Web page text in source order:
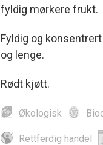
fyldig mørkere frukt.
Fyldig og
og lenge.
Rødt kjøtt.
Økologisk
Rettferdig handel